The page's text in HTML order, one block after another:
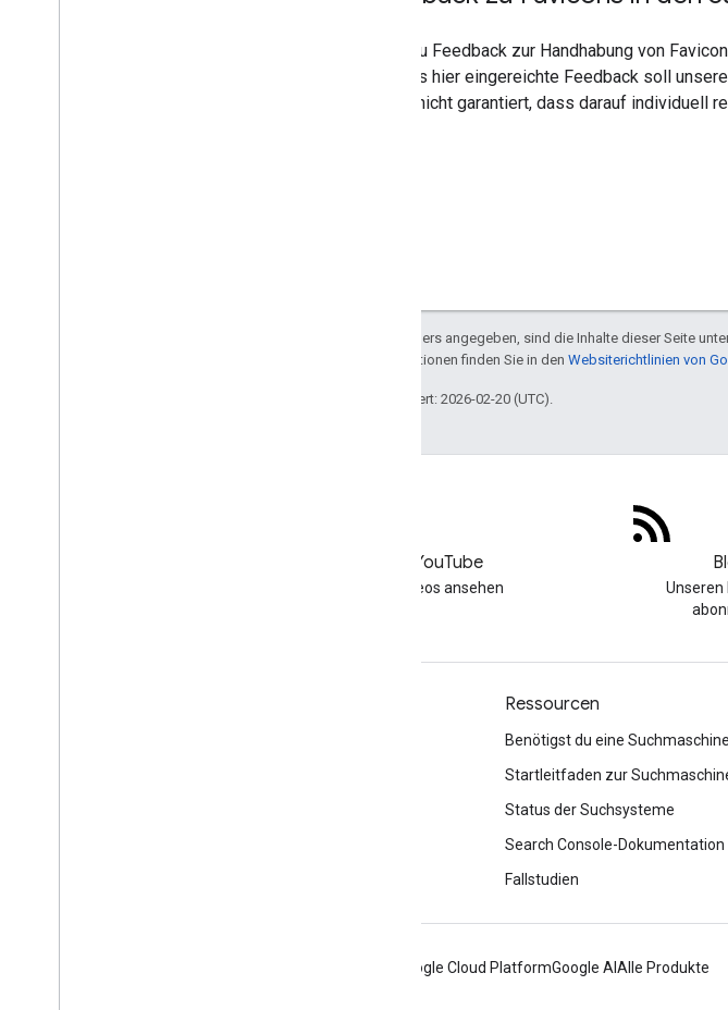
Wenn du Feedback zur Handhabung von
. Das hier eingereichte Feedback soll
jedoch nicht garantiert, dass darauf individuell
Sofern nicht anders angegeben, sind die Inhalte dieser Seite
Weitere Informationen finden Sie in den Websiterichtlinien von
Zuletzt aktualisiert: 2026-02-20 (UTC).
YouTube
Videos ansehen
Unseren
Ressourcen
Benötigst du eine
Startleitfaden zur
Status der Suchsysteme
Search Console-Dokumentation
Fallstudien
Google Cloud PlatformGoogle AI Alle Produkte